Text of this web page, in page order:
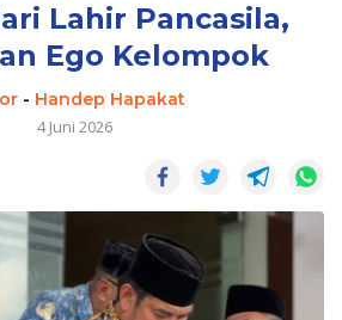
Lahir Pancasila,
Ego Kelompok
- Handep Hapakat
4 Juni 2026